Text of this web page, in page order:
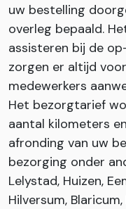
uw bestelling
overleg bepaald.
assisteren bij de
zorgen er altijd
medewerkers
Het bezorgtarief
aantal kilometers
afronding van uw
bezorging onder
Lelystad, Huizen,
Hilversum,